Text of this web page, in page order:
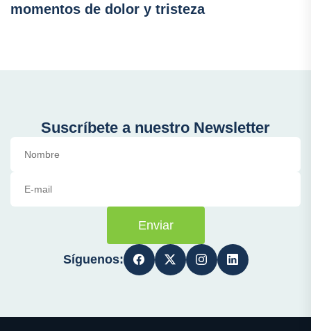
momentos de dolor y tristeza
Suscríbete a nuestro Newsletter
Enviar
Síguenos: